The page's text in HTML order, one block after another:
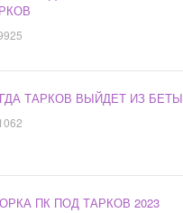
ТАРКОВ ВЫЙДЕТ ИЗ БЕТЫ
ПК ПОД ТАРКОВ 2023